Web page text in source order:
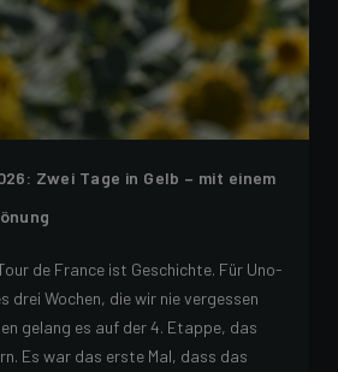
Zwei Tage in Gelb – mit einem
de France ist Geschichte. Für Uno-
drei Wochen, die wir nie vergessen
gelang es auf der 4. Etappe, das
Es war das erste Mal, dass das